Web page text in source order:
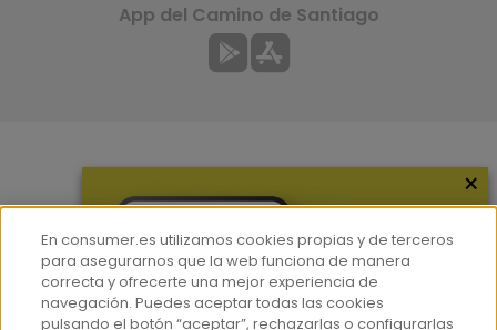
Hemeroteca
Contacto
App del Camino de Santiago
×
En consumer.es utilizamos cookies propias y de terceros
para asegurarnos que la web funciona de manera
correcta y ofrecerte una mejor experiencia de
navegación. Puedes aceptar todas las cookies
pulsando el botón “aceptar”, rechazarlas o configurarlas